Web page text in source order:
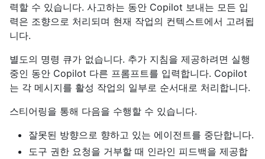
력할 수 있습니다. 사고하는 동안 Copilot 보내는 모든 입
력은 조향으로 처리되며 현재 작업의 컨텍스트에서 고려됩
니다.
별도의 명령 큐가 없습니다. 추가 지침을 제공하려면 실행
중인 동안 Copilot 다른 프롬프트를 입력합니다. Copilot
는 각 메시지를 활성 작업의 일부로 순서대로 처리합니다.
스티어링을 통해 다음을 수행할 수 있습니다.
잘못된 방향으로 향하고 있는 에이전트를 중단합니다.
도구 권한 요청을 거부할 때 인라인 피드백을 제공합